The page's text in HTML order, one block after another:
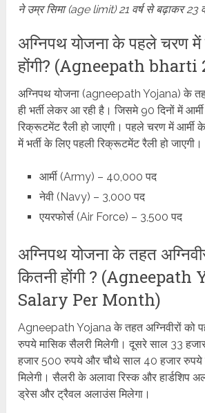
ने उम्र सिमा (age limit) 21 वर्ष से बढ़ाकर 23
अग्निपथ योजना के पहले चरण में
होंगी? (Agneepath bharti
अग्निपथ योजना (agneepath Yojana) के
ही भर्ती लेकर आ रही है। जिसमे 90 दिनों में
रिक्रूटमेंट रैली हो जाएगी। पहले चरण में आर्मी के
में भर्ती के लिए पहली रिक्रूटमेंट रैली हो जाएगी।
आर्मी (Army) – 40,000 पद
नेवी (Navy) – 3,000 पद
एयरफोर्स (Air Force) – 3,500 पद
अग्निपथ योजना के तहत
कितनी होंगी ? (Agneepath
Salary Per Month)
Agneepath Yojana के तहत अग्निवीरों को
रुपये मासिक सैलरी मिलेगी। दूसरे साल 33
हजार 500 रुपये और चौथे साल 40 हजार रुपये
मिलेगी। सैलरी के अलावा रिस्क और हार्डशिप
ड्रेस और ट्रैवल अलाउंस मिलेगा।